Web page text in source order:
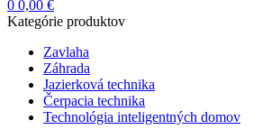
0 0,00 €
Kategórie produktov
Zavlaha
Záhrada
Jazierková technika
Čerpacia technika
Technológia inteligentných domov